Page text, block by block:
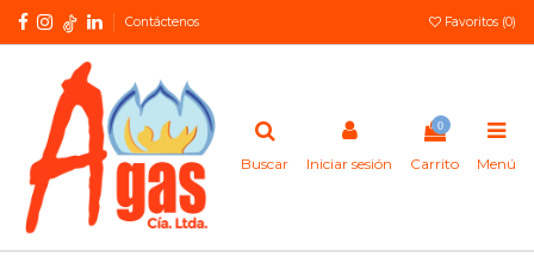
Contáctenos Favoritos (0)
Buscar Iniciar sesión
0
Carrito Menú